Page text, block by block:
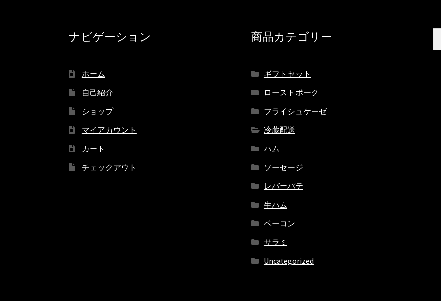
ナビゲーション
ホーム
自己紹介
ショップ
マイアカウント
カート
チェックアウト
商品カテゴリー
ギフトセット
ローストポーク
フライシュケーゼ
冷蔵配送
ハム
ソーセージ
レバーパテ
生ハム
ベーコン
サラミ
Uncategorized